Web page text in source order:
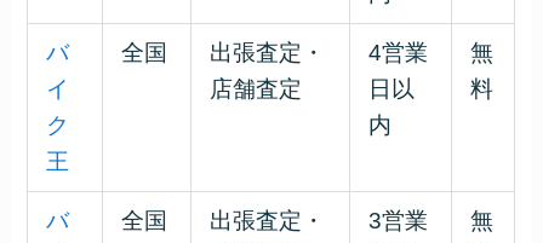
バ
イ
ク
王
全国
出張査定・
店舗査定
4営業
日以
内
無
料
バ
全国
出張査定・
3営業
無